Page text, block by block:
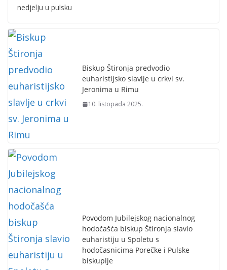
nedjelju u pulsku
Biskup Štironja predvodio
euharistijsko slavlje u crkvi sv.
Jeronima u Rimu
10. listopada 2025.
Povodom Jubilejskog nacionalnog
hodočašća biskup Štironja slavio
euharistiju u Spoletu s
hodočasnicima Porečke i Pulske
biskupije